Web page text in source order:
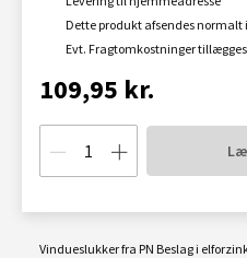
Dette produkt afsendes normalt
Evt. Fragtomkostninger tillægges
109,95 kr.
Vindueslukker fra PN Beslag i